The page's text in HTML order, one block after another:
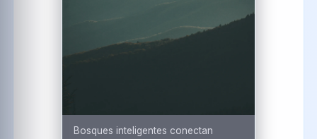
Bosques inteligentes conectan